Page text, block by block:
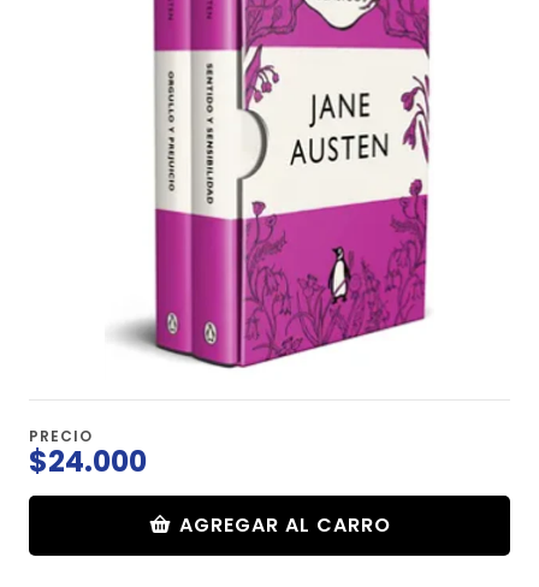
PRECIO
$24.000
AGREGAR AL CARRO